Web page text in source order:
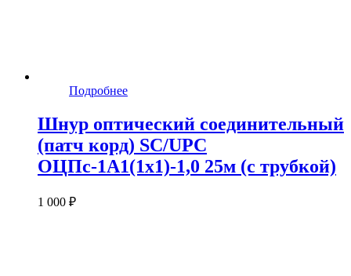
Подробнее
Шнур оптический соединительный
(патч корд) SC/UPC
ОЦПс-1А1(1х1)-1,0 25м (с трубкой)
1 000 ₽